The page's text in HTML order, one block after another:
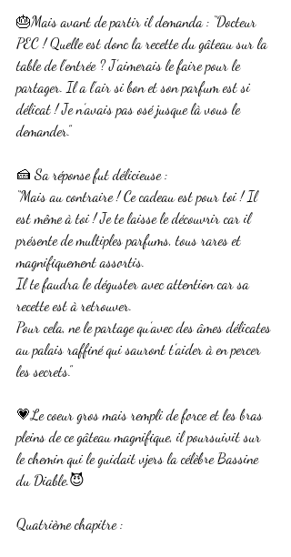
🎂Mais avant de partir il demanda : “Docteur
PEC ! Quelle est donc la recette du gâteau sur la
table de l’entrée ? J’aimerais le faire pour le
partager. Il a l’air si bon et son parfum est si
délicat ! Je n’avais pas osé jusque là vous le
demander.”
🍰 Sa réponse fut délicieuse :
“Mais au contraire ! Ce cadeau est pour toi ! Il
est même à toi ! Je te laisse le découvrir car il
présente de multiples parfums, tous rares et
magnifiquement assortis.
Il te faudra le déguster avec attention car sa
recette est à retrouver.
Pour cela, ne le partage qu’avec des âmes délicates
au palais raffiné qui sauront t’aider à en percer
les secrets.”
💗Le coeur gros mais rempli de force et les bras
pleins de ce gâteau magnifique, il poursuivit sur
le chemin qui le guidait vjers la célèbre Bassine
du Diable.😈
Quatrième chapitre :